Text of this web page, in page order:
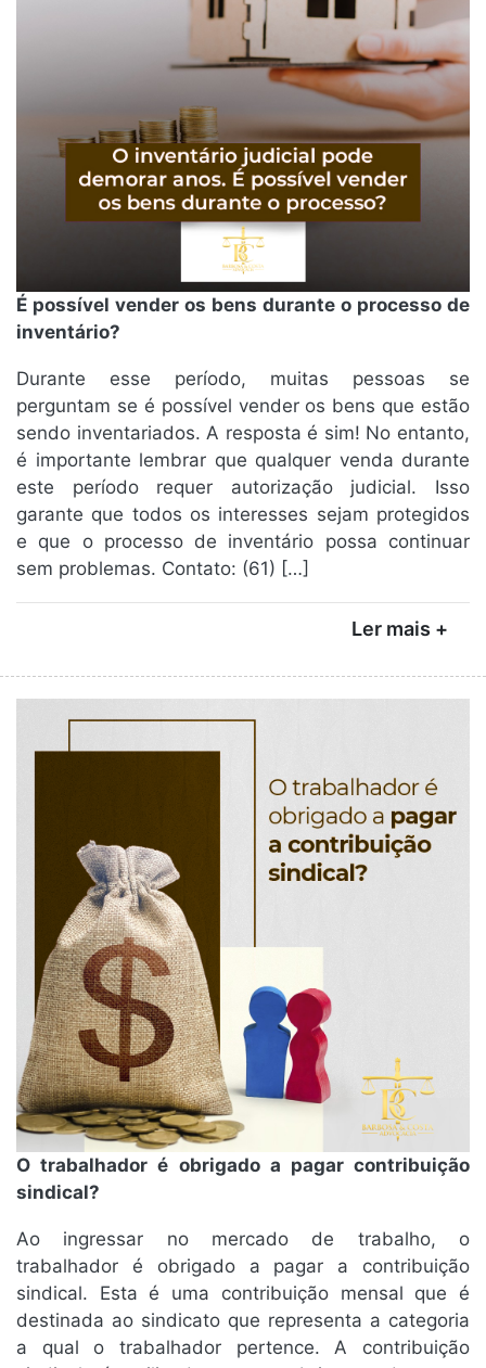
É possível vender os bens durante o processo de
inventário?
Durante esse período, muitas pessoas se
perguntam se é possível vender os bens que estão
sendo inventariados. A resposta é sim! No entanto,
é importante lembrar que qualquer venda durante
este período requer autorização judicial. Isso
garante que todos os interesses sejam protegidos
e que o processo de inventário possa continuar
sem problemas. Contato: (61) […]
Ler mais +
O trabalhador é obrigado a pagar contribuição
sindical?
Ao ingressar no mercado de trabalho, o
trabalhador é obrigado a pagar a contribuição
sindical. Esta é uma contribuição mensal que é
destinada ao sindicato que representa a categoria
a qual o trabalhador pertence. A contribuição